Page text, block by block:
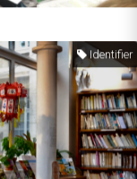
Identifier